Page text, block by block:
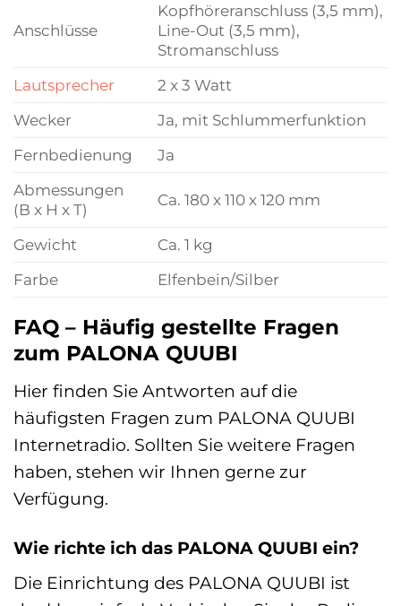
Anschlüsse
Kopfhöreranschluss (3,5 mm),
Line-Out (3,5 mm),
Stromanschluss
Lautsprecher
2 x 3 Watt
Wecker
Ja, mit Schlummerfunktion
Fernbedienung
Ja
Abmessungen
(B x H x T)
Ca. 180 x 110 x 120 mm
Gewicht
Ca. 1 kg
Farbe
Elfenbein/Silber
FAQ – Häufig gestellte Fragen
zum PALONA QUUBI
Hier finden Sie Antworten auf die
häufigsten Fragen zum PALONA QUUBI
Internetradio. Sollten Sie weitere Fragen
haben, stehen wir Ihnen gerne zur
Verfügung.
Wie richte ich das PALONA QUUBI ein?
Die Einrichtung des PALONA QUUBI ist